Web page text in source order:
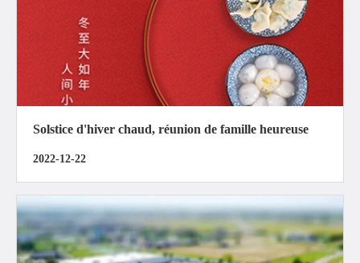
Solstice d'hiver chaud, réunion de famille heureuse
2022-12-22